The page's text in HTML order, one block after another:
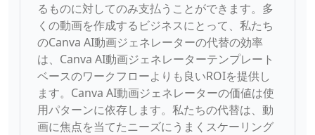
るものに対してのみ支払うことができます。多
くの動画を作成するビジネスにとって、私たち
のCanva AI動画ジェネレーターの代替の効率
は、Canva AI動画ジェネレーターテンプレート
ベースのワークフローよりも良いROIを提供し
ます。Canva AI動画ジェネレーターの価値は使
用パターンに依存します。私たちの代替は、動
画に焦点を当てたニーズにうまくスケーリング